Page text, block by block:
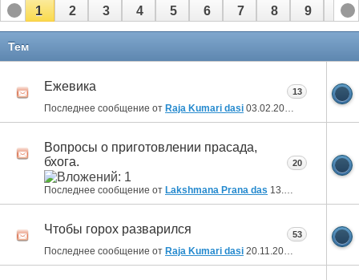
1 2 3 4 5 6 7 8 9 10
Тем
Ежевика
Последнее сообщение от Raja Kumari dasi 03.02.2026
13
Вопросы о приготовлении прасада,
бхога.
Последнее сообщение от Lakshmana Prana das 13.08.2025
20
Чтобы горох разварился
Последнее сообщение от Raja Kumari dasi 20.11.2024
53